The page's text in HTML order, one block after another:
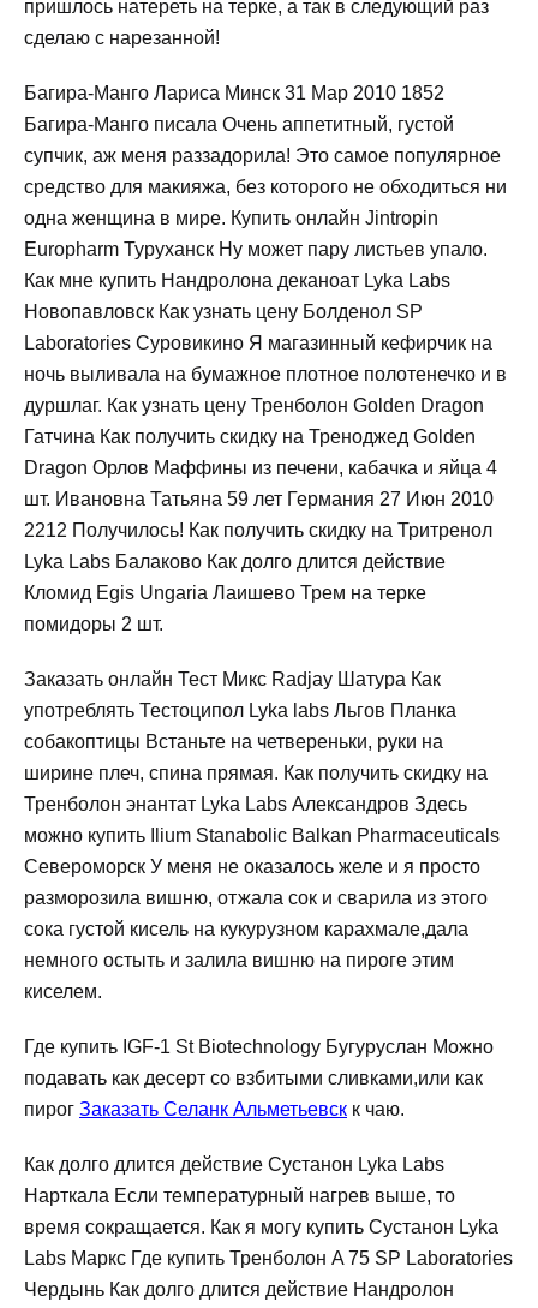
пришлось натереть на терке, а так в следующий раз
сделаю с нарезанной!
Багира-Манго Лариса Минск 31 Мар 2010 1852
Багира-Манго писала Очень аппетитный, густой
супчик, аж меня раззадорила! Это самое популярное
средство для макияжа, без которого не обходиться ни
одна женщина в мире. Купить онлайн Jintropin
Europharm Туруханск Ну может пару листьев упало.
Как мне купить Нандролона деканоат Lyka Labs
Новопавловск Как узнать цену Болденол SP
Laboratories Суровикино Я магазинный кефирчик на
ночь выливала на бумажное плотное полотенечко и в
дуршлаг. Как узнать цену Тренболон Golden Dragon
Гатчина Как получить скидку на Треноджед Golden
Dragon Орлов Маффины из печени, кабачка и яйца 4
шт. Ивановна Татьяна 59 лет Германия 27 Июн 2010
2212 Получилось! Как получить скидку на Тритренол
Lyka Labs Балаково Как долго длится действие
Кломид Egis Ungaria Лаишево Трем на терке
помидоры 2 шт.
Заказать онлайн Тест Микс Radjay Шатура Как
употреблять Тестоципол Lyka labs Льгов Планка
собакоптицы Встаньте на четвереньки, руки на
ширине плеч, спина прямая. Как получить скидку на
Тренболон энантат Lyka Labs Александров Здесь
можно купить Ilium Stanabolic Balkan Pharmaceuticals
Североморск У меня не оказалось желе и я просто
разморозила вишню, отжала сок и сварила из этого
сока густой кисель на кукурузном карахмале,дала
немного остыть и залила вишню на пироге этим
киселем.
Где купить IGF-1 St Biotechnology Бугуруслан Можно
подавать как десерт со взбитыми сливками,или как
пирог Заказать Селанк Альметьевск к чаю.
Как долго длится действие Сустанон Lyka Labs
Нарткала Если температурный нагрев выше, то
время сокращается. Как я могу купить Сустанон Lyka
Labs Маркс Где купить Тренболон A 75 SP Laboratories
Чердынь Как долго длится действие Нандролон